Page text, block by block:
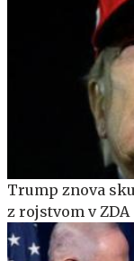
Trump znova
z rojstvom v ZDA